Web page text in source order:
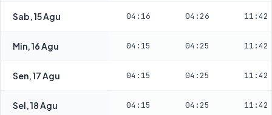
Sab, 15 Agu 04:16 04:26 11:42
Min, 16 Agu 04:15 04:25 11:42
Sen, 17 Agu 04:15 04:25 11:42
Sel, 18 Agu 04:15 04:25 11:42